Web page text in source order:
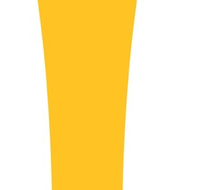
감
적 포착
라하라 격파
꺾인다"